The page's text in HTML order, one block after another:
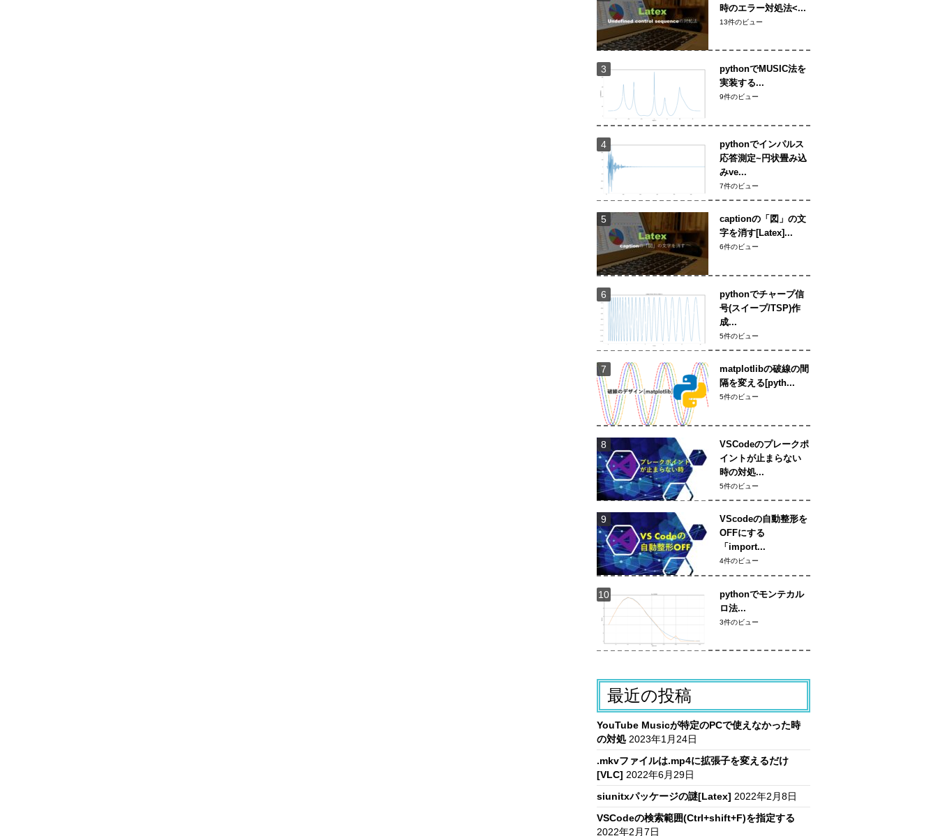
時のエラー対処法<...
13件のビュー
pythonでMUSIC法を
実装する...
9件のビュー
pythonでインパルス
応答測定~円状畳み込
みve...
7件のビュー
captionの「図」の文
字を消す[Latex]...
6件のビュー
pythonでチャープ信
号(スイープ/TSP)作
成...
5件のビュー
matplotlibの破線の間
隔を変える[pyth...
5件のビュー
VSCodeのプレークポ
イントが止まらない
時の対処...
5件のビュー
VScodeの自動整形を
OFFにする
「import...
4件のビュー
pythonでモンテカル
ロ法...
3件のビュー
最近の投稿
YouTube Musicが特定のPCで使えなかった時
の対処 2023年1月24日
.mkvファイルは.mp4に拡張子を変えるだけ
[VLC] 2022年6月29日
siunitxパッケージの謎[Latex] 2022年2月8日
VSCodeの検索範囲(Ctrl+shift+F)を指定する
2022年2月7日